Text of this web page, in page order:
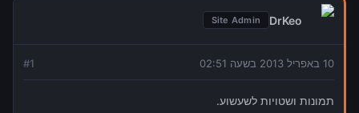
DrKeo
Site Admin
10 באפריל 2013 בשעה 02:51 #1
תמונות ושטויות לשעשוע.